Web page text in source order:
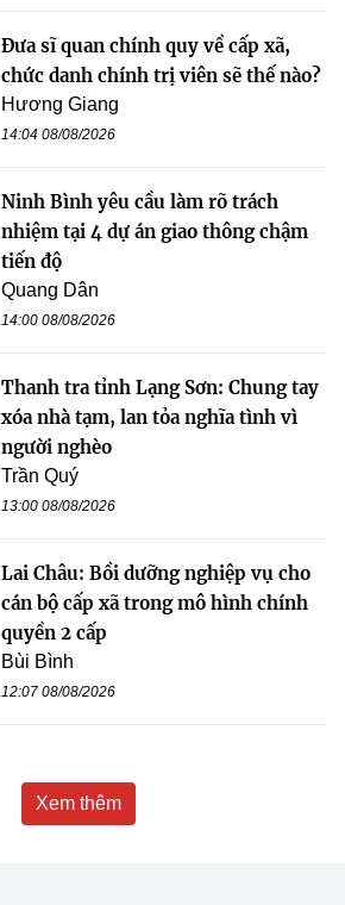
Đưa sĩ quan chính quy về cấp xã,
chức danh chính trị viên sẽ thế nào?
Hương Giang
14:04 08/08/2026
Ninh Bình yêu cầu làm rõ trách
nhiệm tại 4 dự án giao thông chậm
tiến độ
Quang Dân
14:00 08/08/2026
Thanh tra tỉnh Lạng Sơn: Chung tay
xóa nhà tạm, lan tỏa nghĩa tình vì
người nghèo
Trần Quý
13:00 08/08/2026
Lai Châu: Bồi dưỡng nghiệp vụ cho
cán bộ cấp xã trong mô hình chính
quyền 2 cấp
Bùi Bình
12:07 08/08/2026
Xem thêm